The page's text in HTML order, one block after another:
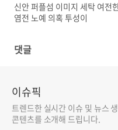
신안 퍼플섬 이미지 세탁 여전
염전 노예 의혹 투성이
댓글
이슈픽
트렌드한 실시간 이슈 및 뉴스
콘텐츠를 소개해 드립니다.